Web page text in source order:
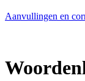
Aanvullingen en